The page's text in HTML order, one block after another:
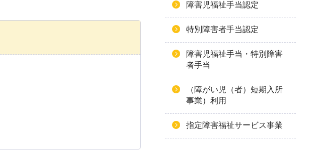
障害児福祉手当認定
特別障害者手当認定
障害児福祉手当・特別障害
者手当
（障がい児（者）短期入所
事業）利用
指定障害福祉サービス事業